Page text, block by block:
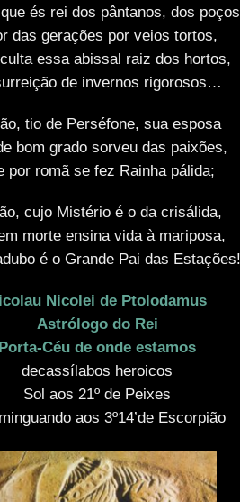
és rei dos pântanos, dos
das gerações por veios tortos,
essa abissal raiz dos hortos,
de invernos rigorosos…
tio de Perséfone, sua esposa
bom grado sorveu das paixões,
por romã se fez Rainha pálida;
cujo Mistério é o da crisálida,
morte ensina vida à mariposa,
é o Grande Pai das Estações!
Nicolei de Ptolodamus
Astrólogo do Rei
Porta-Céu de onde estamos
decassílabos heroicos
Sol aos 21º de Peixes
aos 3º14’de Escorpião